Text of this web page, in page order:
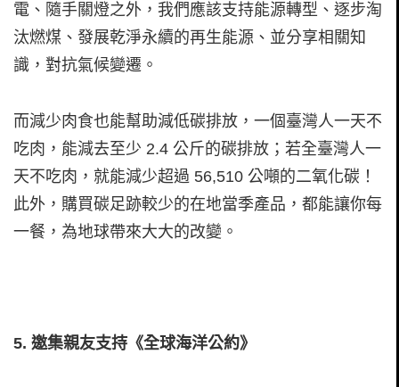
電、隨手關燈之外，我們應該支持能源轉型、逐步淘
汰燃煤、發展乾淨永續的再生能源、並分享相關知
識，對抗氣候變遷。
而減少肉食也能幫助減低碳排放，一個臺灣人一天不
吃肉，能減去至少 2.4 公斤的碳排放；若全臺灣人一
天不吃肉，就能減少超過 56,510 公噸的二氧化碳！
此外，購買碳足跡較少的在地當季產品，都能讓你每
一餐，為地球帶來大大的改變。
5. 邀集親友支持《全球海洋公約》